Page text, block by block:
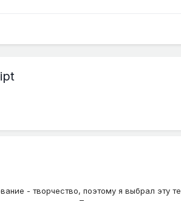
- творчество, поэтому я выбрал эту